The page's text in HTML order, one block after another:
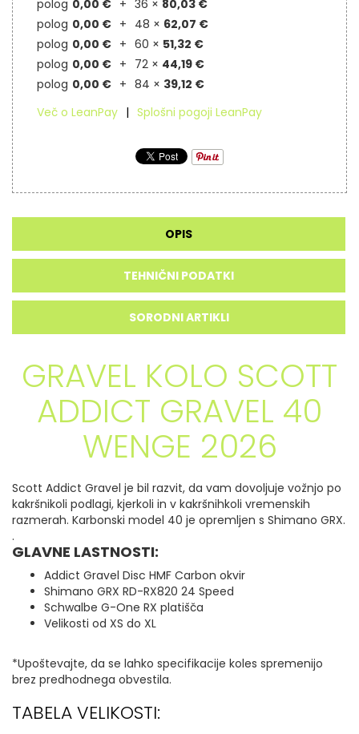
polog 0,00 € 36 × 80,03 €
polog 0,00 € 48 × 62,07 €
polog 0,00 € 60 × 51,32 €
polog 0,00 € 72 × 44,19 €
polog 0,00 € 84 × 39,12 €
Več o LeanPay
Splošni pogoji LeanPay
OPIS
TEHNIČNI PODATKI
SORODNI ARTIKLI
GRAVEL KOLO SCOTT
ADDICT GRAVEL 40
WENGE 2026
Scott Addict Gravel je bil razvit, da vam dovoljuje vožnjo po
kakršnikoli podlagi, kjerkoli in v kakršnihkoli vremenskih
razmerah. Karbonski model 40 je opremljen s Shimano GRX.
.
GLAVNE LASTNOSTI:
Addict Gravel Disc HMF Carbon okvir
Shimano GRX RD-RX820 24 Speed
Schwalbe G-One RX platišča
Velikosti od XS do XL
*Upoštevajte, da se lahko specifikacije koles spremenijo
brez predhodnega obvestila.
TABELA VELIKOSTI: